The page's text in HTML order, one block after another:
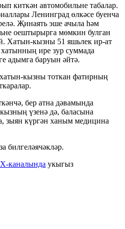
киткән автомобильне табалар.
Ленинград өлкәсе буенча
Җинаять эше ачыла һәм
оештырырга мөмкин булган
Хатын-кызны 51 яшьлек ир-ат
ире зур суммада
адымга баруын әйтә.
кызны тоткан фатирның
бер атна дәвамында
үзенә дә, баласына
зыян күргән ханым медицина
билгеләячәкләр.
каналында укыгыз